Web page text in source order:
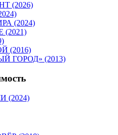
(2026)
(2024)
(2016)
ГОРОД» (2013)
(2024)